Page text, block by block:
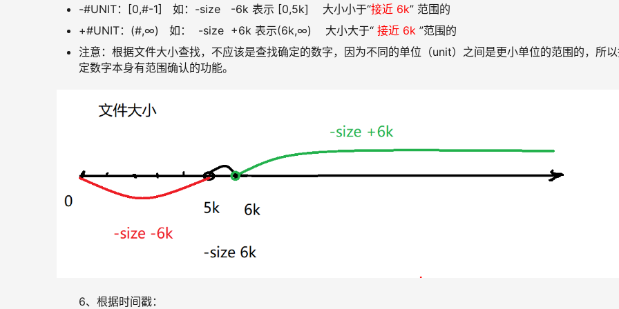
-#UNIT：[0,#-1] 如：-size -6k 表示 [0,5k] 大小小于“接近 6k” 范围的
+#UNIT：(#,∞) 如： -size +6k 表示(6k,∞) 大小大于“ 接近 6k ”范围的
注意：根据文件大小查找，不应该是查找确定的数字，因为不同的单位（unit）之间是更小单位的范围的，所
定数字本身有范围确认的功能。
6、根据时间戳：